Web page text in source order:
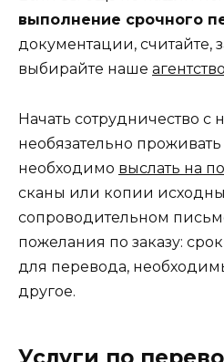
выполнение срочного
документации, считайте,
выбирайте наше агентство
Начать сотрудничество с
необязательно
необходимо выслать на
сканы или копии
сопроводительном
пожелания по заказу:
для перевода,
другое.